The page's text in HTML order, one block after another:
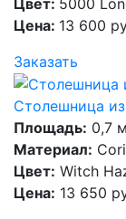
Цена: 13 600
Заказать
Столешница
Площадь: 0,7
Материал:
Цвет: Witch
Цена: 13 650